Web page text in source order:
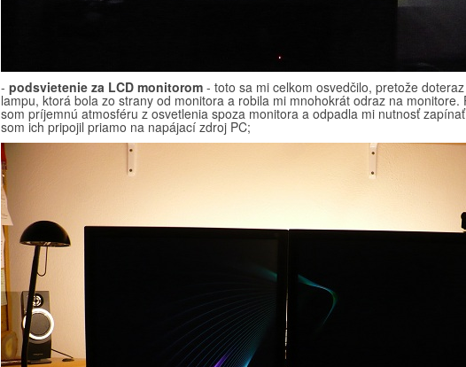
- podsvietenie za LCD monitorom - toto sa mi celkom osvedčilo, pretože
lampu, ktorá bola zo strany od monitora a robila mi mnohokrát odraz na
som príjemnú atmosféru z osvetlenia spoza monitora a odpadla mi nutnosť
som ich pripojil priamo na napájací zdroj PC;